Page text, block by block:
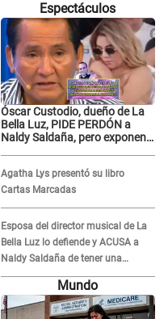
Espectáculos
Óscar Custodio, dueño de La
Bella Luz, PIDE PERDÓN a
Naldy Saldaña, pero exponen
grabar"
Agatha Lys presentó su libro
Cartas Marcadas
Esposa del director musical de La
Bella Luz lo defiende y ACUSA a
Naldy Saldaña de tener una
relación con él y otros integrantes
Mundo